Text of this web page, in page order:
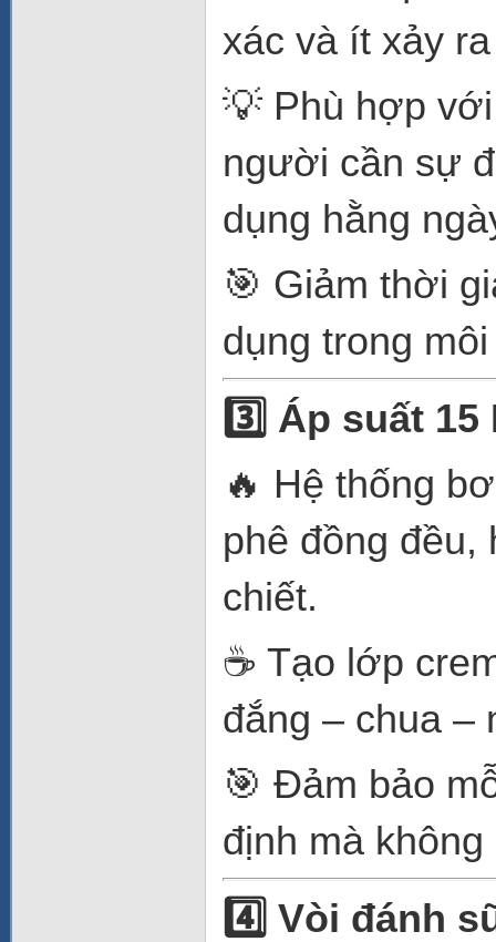
xác và ít xảy
💡 Phù hợp
người cần sự
dụng hằng
🎯 Giảm thời
dụng trong
3️ Áp suất
🔥 Hệ thống
phê đồng đều,
chiết.
☕ Tạo lớp
đắng – chua –
🎯 Đảm bảo
định mà
4️ Vòi đánh